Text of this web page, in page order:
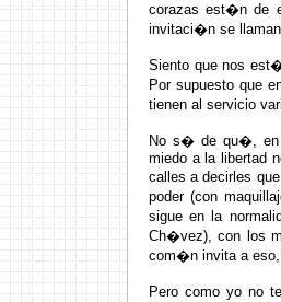
corazas est�n de
invitaci�n se
Siento que nos
Por supuesto que
tienen al servicio
No s� de qu�, en
miedo a la libertad
calles a decirles
poder (con
sigue en la
Ch�vez), con los
com�n invita a eso,
Pero como yo no